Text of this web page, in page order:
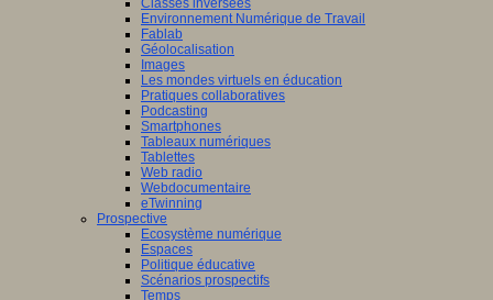
Classes inversées
Environnement Numérique de Travail
Fablab
Géolocalisation
Images
Les mondes virtuels en éducation
Pratiques collaboratives
Podcasting
Smartphones
Tableaux numériques
Tablettes
Web radio
Webdocumentaire
eTwinning
Prospective
Ecosystème numérique
Espaces
Politique éducative
Scénarios prospectifs
Temps